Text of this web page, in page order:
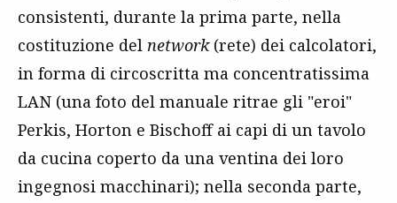
consistenti, durante la prima parte, nella
costituzione del network(rete) dei calcolatori,
in forma di circoscritta ma concentratissima
LAN (una foto del manuale ritrae gli "eroi"
Perkis, Horton e Bischoff ai capi di un tavolo
da cucina coperto da una ventina dei loro
ingegnosi macchinari); nella seconda parte,